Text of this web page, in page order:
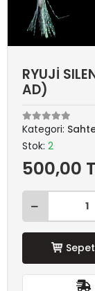
RYUJİ
AD)
Kategori:
Stok: 2
500,00